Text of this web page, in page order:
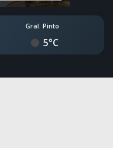
Gral. Pinto
5°C